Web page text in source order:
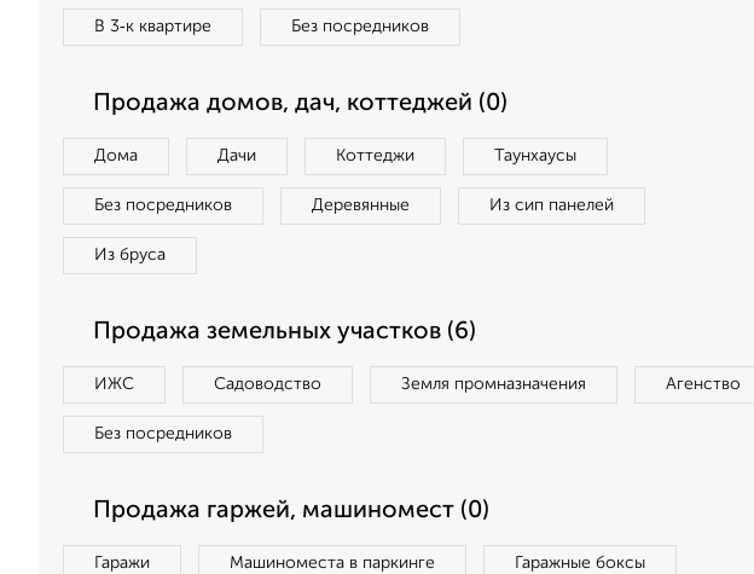
В 3‑к квартире Без посредников
Продажа домов, дач, коттеджей (0)
Дома Дачи Коттеджи Таунхаусы
Без посредников Деревянные Из сип панелей
Из бруса
Продажа земельных участков (6)
ИЖС Садоводство Земля промназначения Агенство
Без посредников
Продажа гаржей, машиномест (0)
Гаражи Машиноместа в паркинге Гаражные боксы